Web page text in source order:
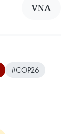
VNA
#COP26